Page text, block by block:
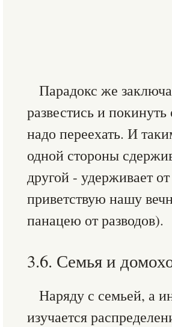
Парадокс же
развестись и
надо переехать. И
одной стороны
другой - удерживает
приветствую нашу
панацею от разводов).
3.6. Семья и
Наряду с семьей, а
изучается